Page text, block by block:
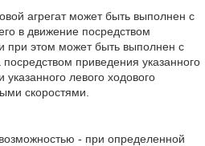
агрегат может быть выполнен с
в движение посредством
при этом может быть выполнен с
приведения указанного
указанного левого ходового
скоростями.
- при определенной